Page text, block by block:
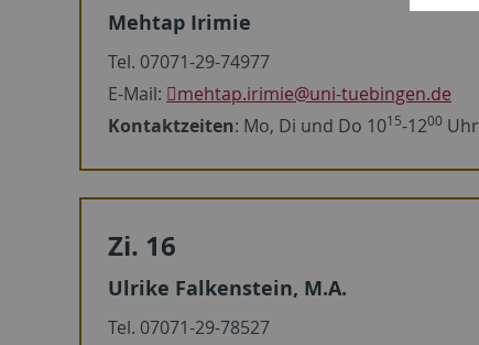
Mehtap Irimie
Tel. 07071-29-74977
E-Mail:
mehtap.irimie@uni-tuebingen.de
Kontaktzeiten: Mo, Di und Do 1015-1200 Uhr
Zi. 16
Ulrike Falkenstein, M.A.
Tel. 07071-29-78527